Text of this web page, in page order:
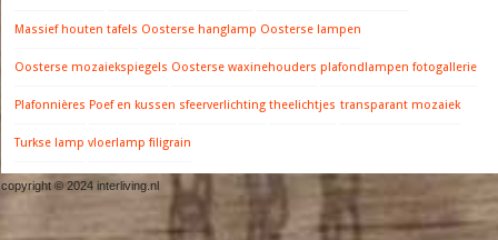
Massief houten tafels Oosterse hanglamp Oosterse lampen
Oosterse mozaiekspiegels Oosterse waxinehouders plafondlampen fotogallerie
Plafonnières Poef en kussen sfeerverlichting theelichtjes transparant mozaiek
Turkse lamp vloerlamp filigrain
copyright © 2024 interliving.nl